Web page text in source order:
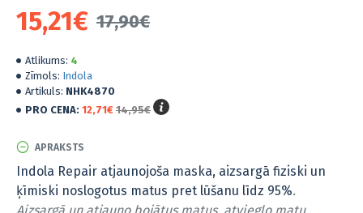
Atlikums: 4
Zīmols: Indola
Artikuls: NHK4870
PRO CENA: 12,71€ 14,95€
17,90€
15,21€
APRAKSTS
Indola Repair atjaunojoša maska, aizsargā fiziski un
ķīmiski noslogotus matus pret lūšanu līdz 95%.